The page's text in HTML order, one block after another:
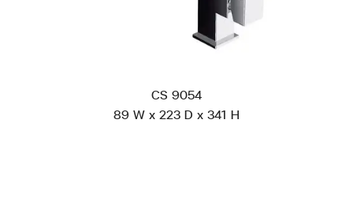
CS 9054
89 W x 223 D x 341 H